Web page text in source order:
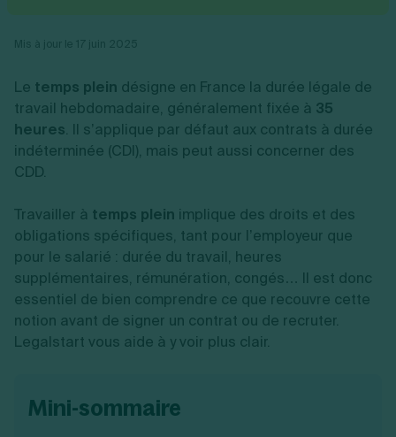
Transport
Autres
Ressources
Estimation du coût de création
Calcul d'éligibilité à l'ACRE
Vérification de la disponibilité du nom d'entreprise
Création d'entreprise
Gérer son entreprise
Gestion comptable
Approbation des comptes
Protection des créations
Confidentialité de l'adresse du dirigeant
Fermer son entreprise
Radiation auto entrepreneur
Mise en sommeil
Dissolution-liquidation
Dépôt de bilan
Toutes les modifications
Conseil/finance
Vente en ligne
Services aux entreprises
Construction/travaux
Transport
Autres
Par fonctionnalité
Logiciel de facturation
Logiciel de comptabilité
Gestion des achats
Gestion de la trésorerie
Fiches SCI
Fiches auto-entrepreneur
Fiches association
Toutes les fiches sur la création
Autres démarches
Fermeture d’entreprise
Exercice d’un métier
Recouvrement de factures
Gérer ses salariés
Sélection de fiches pratiques
Ouvrir sa société
Création d'EURL
Le temps plein désigne en France la durée légale de
travail hebdomadaire, généralement fixée à 35
heures. Il s’applique par défaut aux contrats à durée
indéterminée (CDI), mais peut aussi concerner des
CDD.
Travailler à temps plein implique des droits et des
obligations spécifiques, tant pour l’employeur que
pour le salarié : durée du travail, heures
supplémentaires, rémunération, congés… Il est donc
essentiel de bien comprendre ce que recouvre cette
notion avant de signer un contrat ou de recruter.
Legalstart vous aide à y voir plus clair.
mini-sommaire